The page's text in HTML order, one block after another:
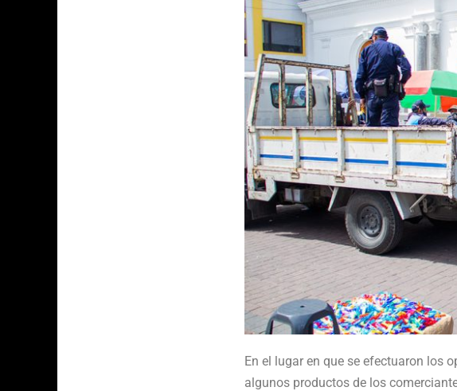
En el lugar en que se efectuaron los
algunos productos de los